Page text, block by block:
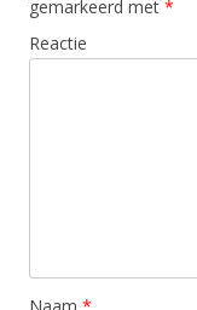
gemarkeerd met *
Reactie